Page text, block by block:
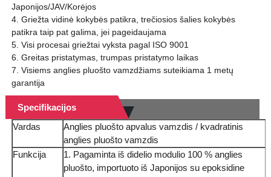
Japonijos/JAV/Korėjos
4. Griežta vidinė kokybės patikra, trečiosios šalies kokybės
patikra taip pat galima, jei pageidaujama
5. Visi procesai griežtai vyksta pagal ISO 9001
6. Greitas pristatymas, trumpas pristatymo laikas
7. Visiems anglies pluošto vamzdžiams suteikiama 1 metų
garantija
Specifikacijos
Vardas
Anglies pluošto apvalus vamzdis / kvadratinis
anglies pluošto vamzdis
Funkcija
1. Pagaminta iš didelio modulio 100 % anglies
pluošto, importuoto iš Japonijos su epoksidine